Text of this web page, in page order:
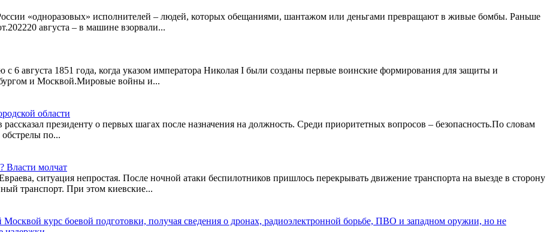
«одноразовых» исполнителей – людей, которых обещаниями, шантажом или деньгами превращают в живые бомбы. Раньше
августа – в машине взорвали...
6 августа 1851 года, когда указом императора Николая I были созданы первые воинские формирования для защиты и
и Москвой.Мировые войны и...
области
президенту о первых шагах после назначения на должность. Среди приоритетных вопросов – безопасность.По словам
по...
Власти молчат
ситуация непростая. После ночной атаки беспилотников пришлось перекрывать движение транспорта на выезде в сторону
транспорт. При этом киевские...
курс боевой подготовки, получая сведения о дронах, радиоэлектронной борьбе, ПВО и западном оружии, но не